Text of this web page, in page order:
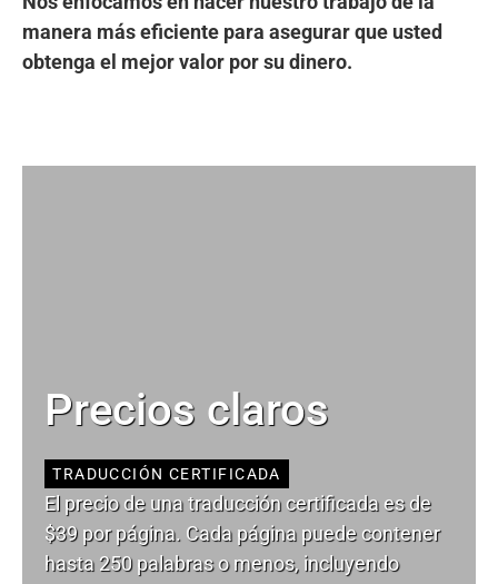
manera más eficiente para asegurar que usted
obtenga el mejor valor por su dinero.
Precios claros
TRADUCCIÓN CERTIFICADA
El precio de una traducción certificada es de
$39 por página. Cada página puede contener
hasta 250 palabras o menos, incluyendo